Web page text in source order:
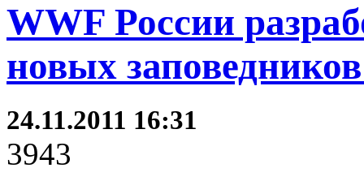
WWF России
новых
24.11.2011 16:31
3943